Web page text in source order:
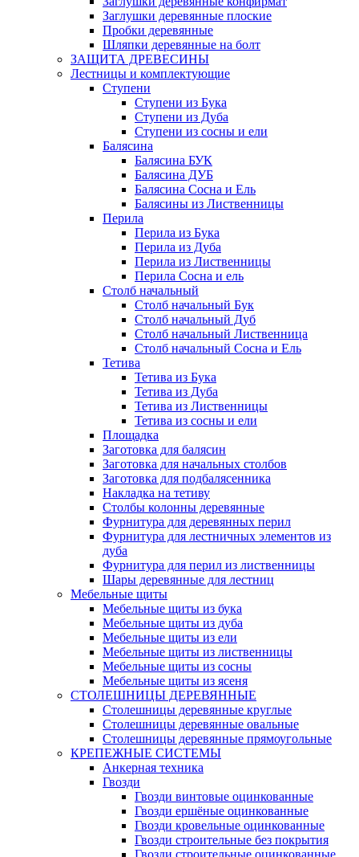
Заглушки деревянные плоские
Пробки деревянные
Шляпки деревянные на болт
ЗАЩИТА ДРЕВЕСИНЫ
Лестницы и комплектующие
Ступени
Ступени из Бука
Ступени из Дуба
Ступени из сосны и ели
Балясина
Балясина БУК
Балясина ДУБ
Балясина Сосна и Ель
Балясины из Лиственницы
Перила
Перила из Бука
Перила из Дуба
Перила из Лиственницы
Перила Сосна и ель
Столб начальный
Столб начальный Бук
Столб начальный Дуб
Столб начальный Лиственница
Столб начальный Сосна и Ель
Тетива
Тетива из Бука
Тетива из Дуба
Тетива из Лиственницы
Тетива из сосны и ели
Площадка
Заготовка для балясин
Заготовка для начальных столбов
Заготовка для подбалясенника
Накладка на тетиву
Столбы колонны деревянные
Фурнитура для деревянных перил
Фурнитура для лестничных элементов из
дуба
Фурнитура для перил из лиственницы
Шары деревянные для лестниц
Мебельные щиты
Мебельные щиты из бука
Мебельные щиты из дуба
Мебельные щиты из ели
Мебельные щиты из лиственницы
Мебельные щиты из сосны
Мебельные щиты из ясеня
СТОЛЕШНИЦЫ ДЕРЕВЯННЫЕ
Столешницы деревянные круглые
Столешницы деревянные овальные
Столешницы деревянные прямоугольные
КРЕПЕЖНЫЕ СИСТЕМЫ
Анкерная техника
Гвозди
Гвозди винтовые оцинкованные
Гвозди ершёные оцинкованные
Гвозди кровельные оцинкованные
Гвозди строительные без покрытия
Гвозди строительные оцинкованные